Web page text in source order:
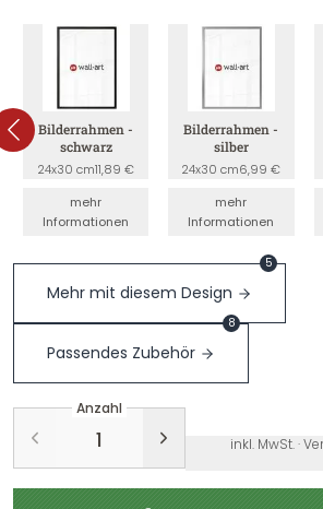
Bilderrahmen -
schwarz
24x30 cm11,89 €
mehr
Informationen
Bilderrahmen -
silber
24x30 cm6,99 €
mehr
Informationen
Mehr mit diesem Design
5
Passendes Zubehör
8
Anzahl
inkl. MwSt. ·